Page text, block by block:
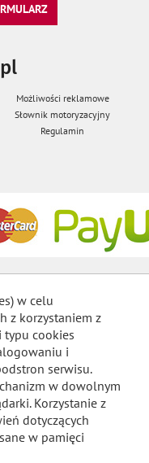
Możliwości reklamowe
Słownik motoryzacyjny
Regulamin
w celu
z korzystaniem z
typu cookies
i
serwisu.
w dowolnym
Korzystanie z
dotyczących
w pamięci